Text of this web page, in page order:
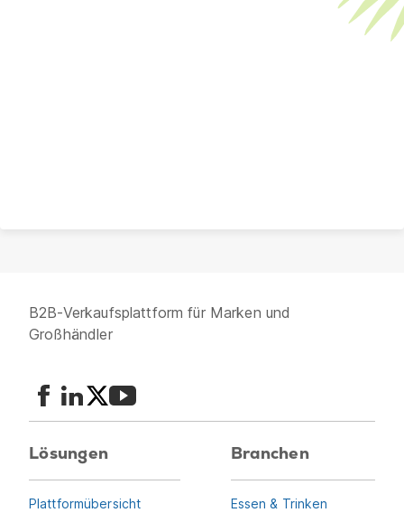
B2B-Verkaufsplattform für Marken und
Großhändler
Lösungen
Plattformübersicht
Branchen
Essen & Trinken